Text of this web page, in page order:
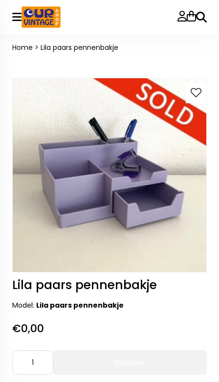
Home > Lila paars pennenbakje
Lila paars pennenbakje
Model: Lila paars pennenbakje
€0,00